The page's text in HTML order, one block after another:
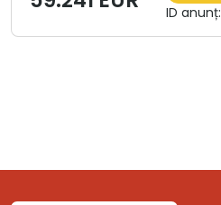
ID anunț: